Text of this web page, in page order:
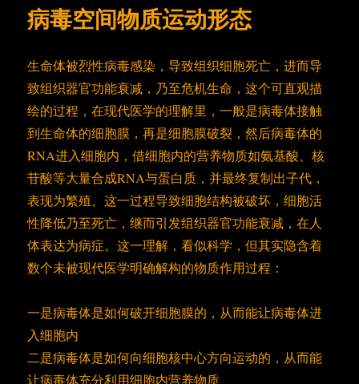
病毒空间物质运动形态
生命体被烈性病毒感染，导致组织细胞死亡，进而导
致组织器官功能衰减，乃至危机生命，这个可直观描
绘的过程，在现代医学的理解里，一般是病毒体接触
到生命体的细胞膜，再是细胞膜破裂，然后病毒体的
RNA进入细胞内，借细胞内的营养物质如氨基酸、核
苷酸等大量合成RNA与蛋白质，并最终复制出子代，
表现为繁殖。这一过程导致细胞结构被破坏，细胞活
性降低乃至死亡，继而引发组织器官功能衰减，在人
体表达为病症。这一理解，看似科学，但其实隐含着
数个未被现代医学明确解构的物质作用过程：
一是病毒体是如何破开细胞膜的，从而能让病毒体进
入细胞内
二是病毒体是如何向细胞核中心方向运动的，从而能
让病毒体充分利用细胞内营养物质